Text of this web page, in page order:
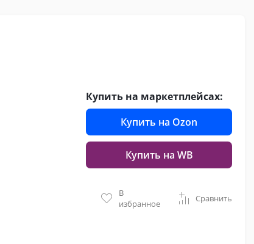
Купить на маркетплейсах:
Купить на Ozon
Купить на WB
В
избранное
Сравнить